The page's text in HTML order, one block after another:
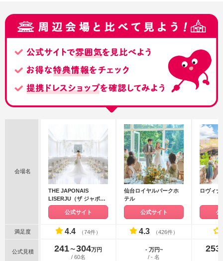
会場名
THE JAPONAIS
LISERJU（ザ ジャポナ
イズリサージュ）
公式サイト
仙台ロイヤルパークホ
テル
公式サイト
ロヴィ
公
満足度 4.4 （74件） 4.3 （426件）
公式見積 241〜304万円
/ 60名
- 万円~
/ - 名
253